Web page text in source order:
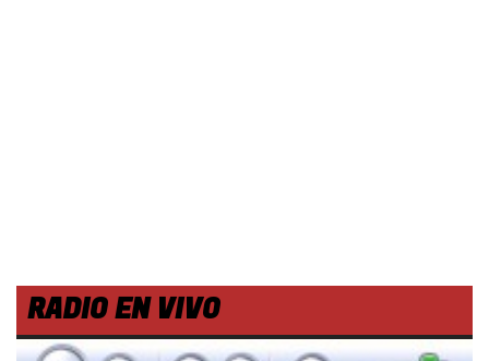
RADIO EN VIVO